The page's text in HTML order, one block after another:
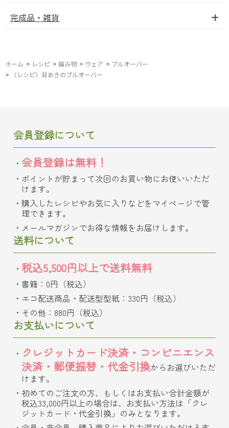
完成品・雑貨
ホーム > レシピ > 編み物 > ウェア > プルオーバー
>
〈レシピ〉背あきのプルオーバー
会員登録について
会員登録は無料！
ポイントが貯まって次回のお買い物にお使いいただ
けます。
購入したレシピやお気に入りなどをマイページで管
理できます。
メールマガジンでお得な情報をお届けします。
送料について
税込5,500円以上で送料無料
書籍：0円（税込）
エコ配送商品・配送型型紙：330円（税込）
その他：880円（税込）
お支払いについて
クレジットカード決済・コンビニエンス
決済・郵便振替・代金引換からお選びいただ
けます。
初めてのご注文の方、もしくはお支払い合計金額が
税込33,000円以上の場合は、お支払い方法は「クレ
ジットカード・代金引換」のみとなります。